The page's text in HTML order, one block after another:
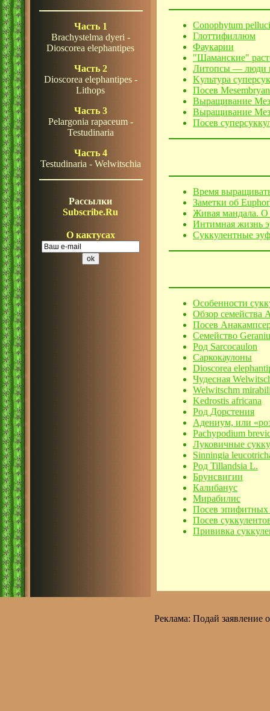
Conophytum
Глоттифиллюм
Фаукарии
"Шаманские"
Литопсы — люди
Kультурa
Посев
Выращивание
Выращивание
Посев
Время
Заметки об
Живая мандала. О
Интимная жизнь
Суккулентные
Особенности
Обзор семейства
Посев
Семейство
Род Sarcocaulon
Саркокаулоны
Dioscorea
Чудесная
Welwitschm
Kedrostis africana
Род Дорстения
Адениум, или
Pachypodium
Луковичные
Sinningia
Род Tillandsia L.
Брунсвигии
Калибанус
Мирабилис
Посев эпифитных
Посев
Прививка
Часть 1
Brachystelma dyeri -
Dioscorea elephantipes
Часть 2
Dioscorea elephantipes -
Lithops
Часть 3
Pelargonia rapaceum -
Testudinaria
Часть 4
Testudinaria -Welwitschia
Рассылки
Subscribe.Ru
О кактусах
Реклама: Подай заявление